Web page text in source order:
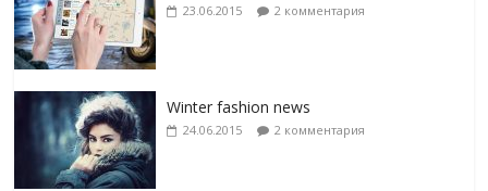
23.06.2015 2 комментария
Winter fashion news
24.06.2015 2 комментария